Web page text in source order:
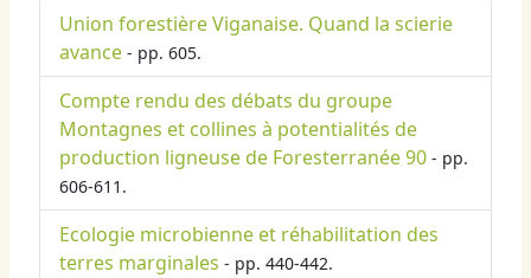
Union forestière Viganaise. Quand la scierie
avance - pp. 605.
Compte rendu des débats du groupe
Montagnes et collines à potentialités de
production ligneuse de Foresterranée 90 - pp.
606-611.
Ecologie microbienne et réhabilitation des
terres marginales - pp. 440-442.